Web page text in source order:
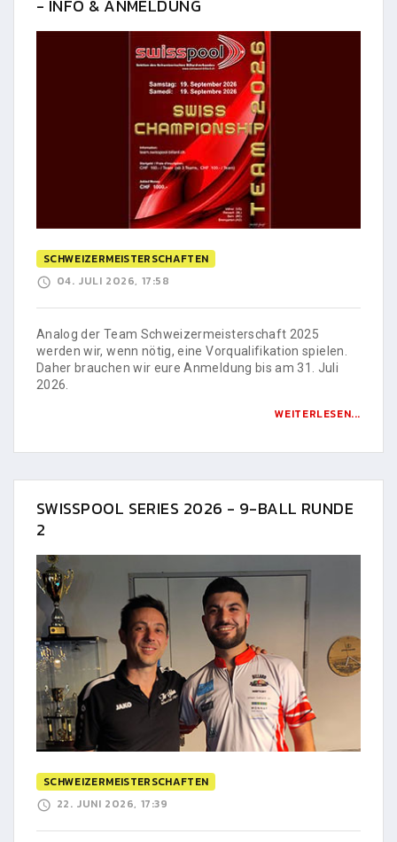
- INFO & ANMELDUNG
SCHWEIZERMEISTERSCHAFTEN
04. JULI 2026, 17:58
Analog der Team Schweizermeisterschaft 2025
werden wir, wenn nötig, eine Vorqualifikation spielen.
Daher brauchen wir eure Anmeldung bis am 31. Juli
2026.
WEITERLESEN...
SWISSPOOL SERIES 2026 - 9-BALL RUNDE
2
SCHWEIZERMEISTERSCHAFTEN
22. JUNI 2026, 17:39